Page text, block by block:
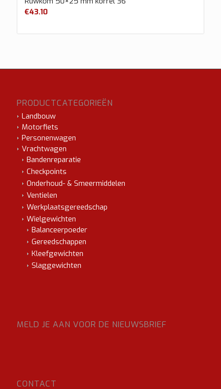
€43.10
PRODUCTCATEGORIEËN
Landbouw
Motorfiets
Personenwagen
Vrachtwagen
Bandenreparatie
Checkpoints
Onderhoud- & Smeermiddelen
Ventielen
Werkplaatsgereedschap
Wielgewichten
Balanceerpoeder
Gereedschappen
Kleefgewichten
Slaggewichten
MELD JE AAN VOOR DE NIEUWSBRIEF
CONTACT